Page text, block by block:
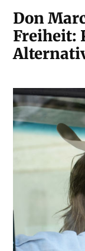
Don
Freiheit: